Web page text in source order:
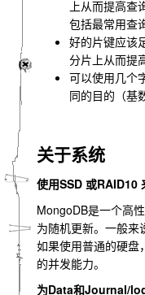
上从而提高
包括最常用查
好的片键应该
分片上从而提
可以使用几个
同的目的（基
关于系统
使用SSD 或RAID10
MongoDB是一个高
为随机更新。一般来
如果使用普通的硬盘
的并发能力。
为Data和Journal/